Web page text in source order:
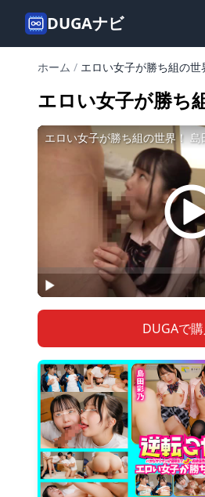
DUGAナビ
ホーム / エロい女子が勝ち組の
エロい女子が勝ち
DUGAで